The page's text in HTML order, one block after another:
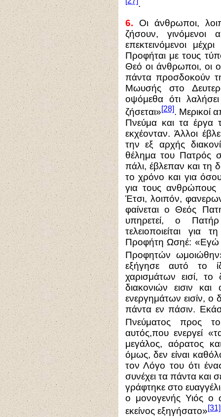
.
6. Οι άνθρωποι,
ζήσουν,
επεκτεινόμενοι
Προφήται με τους
Θεό οι άνθρωποι, οι
πάντα προσδοκούν
Μωυσής στο
οψόμεθα ότι
ζήσεται»[28]. Μερικοί
Πνεύμα και τα έργα
εκχέονταν. Άλλοι
την εξ αρχής
θέλημα του Πατρός
πάλι, έβλεπαν και τη
το χρόνο και για
για τους
Έτσι, λοιπόν,
φαίνεται ο Θεός
υπηρετεί, ο
τελειοποιείται
Προφήτη Ωσηέ: «Εγώ
Προφητών
εξήγησε αυτό το
χαρισμάτων εισί, το
διακονιών εισιν και
ενεργημάτων εισίν, ο
πάντα εν πάσιν.
Πνεύματος προς
αυτός,που ενεργεί
μεγάλος, αόρατος
όμως, δεν είναι
τον Λόγο του ότι
συνέχει τα πάντα και
γράφτηκε στο
ο μονογενής Υιός ο
εκείνος εξηγήσατο»[31]